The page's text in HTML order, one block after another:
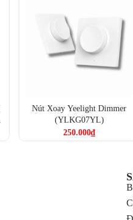
tắc điều nhiệt Aqara W400
thống HVAC trên Aqara
Nút Xoay Yeelight Dimmer
(YLKG07YL)
250.000₫